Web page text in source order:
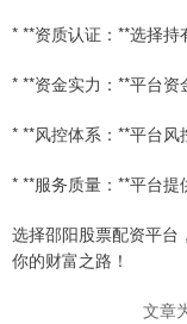
* **资质认证：**选择持
* **资金实力：**平台资
* **风控体系：**平台风
* **服务质量：**平台提
选择邵阳股票配资平台
你的财富之路！
文章